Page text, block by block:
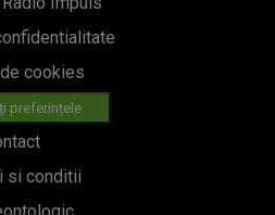
cookies
preferințele
si conditii